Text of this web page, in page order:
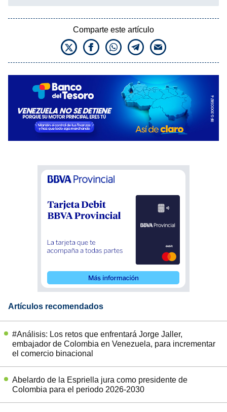
Comparte este artículo
Artículos recomendados
#Análisis: Los retos que enfrentará Jorge Jaller,
embajador de Colombia en Venezuela, para incrementar
el comercio binacional
Abelardo de la Espriella jura como presidente de
Colombia para el periodo 2026-2030